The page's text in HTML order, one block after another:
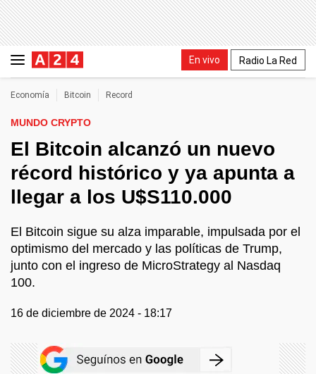
En vivo Radio La Red
Economía Bitcoin Record
MUNDO CRYPTO
El Bitcoin alcanzó un nuevo
récord histórico y ya apunta a
llegar a los U$S110.000
El Bitcoin sigue su alza imparable, impulsada por el
optimismo del mercado y las políticas de Trump,
junto con el ingreso de MicroStrategy al Nasdaq
100.
16 de diciembre de 2024 - 18:17